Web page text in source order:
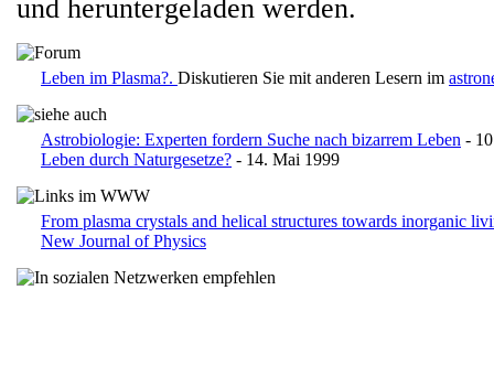
und heruntergeladen werden.
Leben im Plasma?. Diskutieren Sie mit anderen Lesern im
Astrobiologie: Experten fordern Suche nach bizarrem Leben -
Leben durch Naturgesetze? - 14. Mai 1999
From plasma crystals and helical structures towards inorganic
New Journal of Physics